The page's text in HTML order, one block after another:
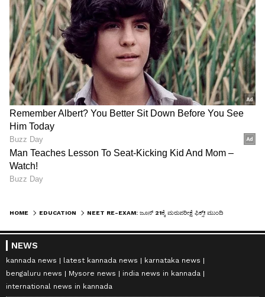
HOME EDUCATION
NEWS
kannada news latest kannada news
karnataka news
bengaluru news
Mysore news
india news in kannada
international news in kannada